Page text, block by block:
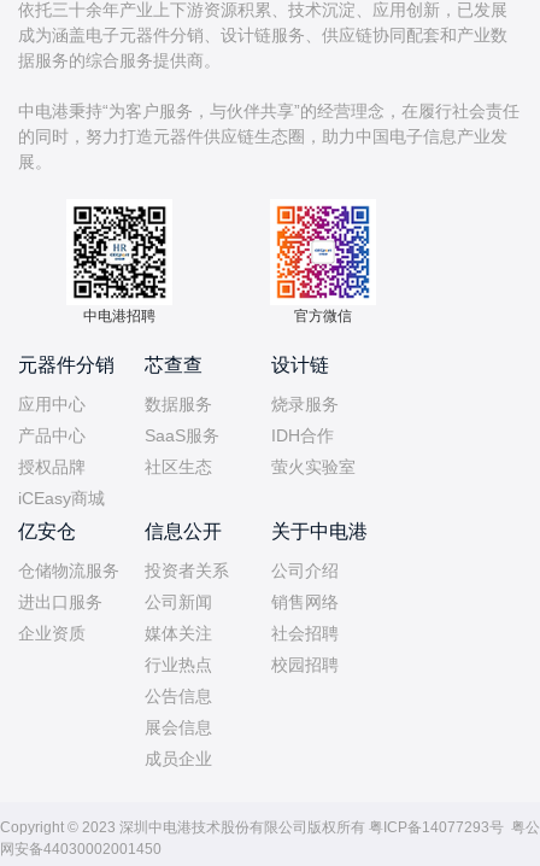
依托三十余年产业上下游资源积累、技术沉淀、应用创新，已发展
成为涵盖电子元器件分销、设计链服务、供应链协同配套和产业数
据服务的综合服务提供商。
中电港秉持“为客户服务，与伙伴共享”的经营理念，在履行社会责任
的同时，努力打造元器件供应链生态圈，助力中国电子信息产业发
中电港招聘 官方微信
元器件分销
应用中心
产品中心
授权品牌
iCEasy商城
芯查查
数据服务
SaaS服务
社区生态
设计链
烧录服务
IDH合作
萤火实验室
亿安仓
仓储物流服务
进出口服务
企业资质
信息公开
投资者关系
公司新闻
媒体关注
行业热点
公告信息
展会信息
成员企业
关于中电港
公司介绍
销售网络
社会招聘
校园招聘
Copyright © 2023 深圳中电港技术股份有限公司版权所有 粤ICP备14077293号 粤公
网安备44030002001450